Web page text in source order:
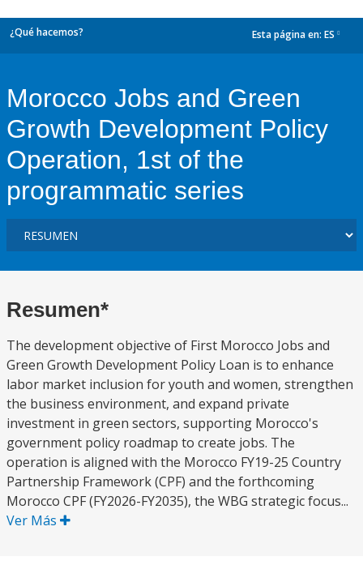
¿Qué hacemos? Esta página en: ES
Morocco Jobs and Green
Growth Development Policy
Operation, 1st of the
programmatic series
Resumen*
The development objective of First Morocco Jobs and
Green Growth Development Policy Loan is to enhance
labor market inclusion for youth and women, strengthen
the business environment, and expand private
investment in green sectors, supporting Morocco's
government policy roadmap to create jobs. The
operation is aligned with the Morocco FY19-25 Country
Partnership Framework (CPF) and the forthcoming
Morocco CPF (FY2026-FY2035), the WBG strategic focus...
Ver Más